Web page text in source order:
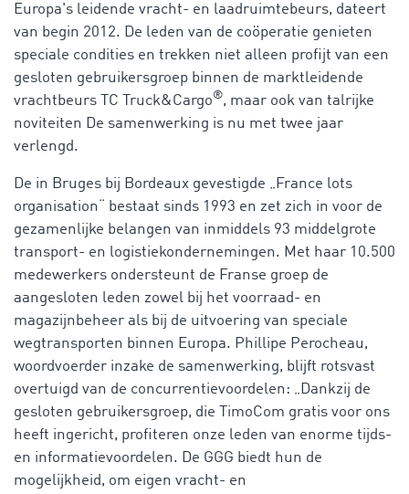
Europa's leidende vracht- en laadruimtebeurs, dateert
van begin 2012. De leden van de coöperatie genieten
speciale condities en trekken niet alleen profijt van een
gesloten gebruikersgroep binnen de marktleidende
vrachtbeurs TC Truck&Cargo®, maar ook van talrijke
noviteiten De samenwerking is nu met twee jaar
verlengd.
De in Bruges bij Bordeaux gevestigde „France lots
organisation“ bestaat sinds 1993 en zet zich in voor de
gezamenlijke belangen van inmiddels 93 middelgrote
transport- en logistiekondernemingen. Met haar 10.500
medewerkers ondersteunt de Franse groep de
aangesloten leden zowel bij het voorraad- en
magazijnbeheer als bij de uitvoering van speciale
wegtransporten binnen Europa. Phillipe Perocheau,
woordvoerder inzake de samenwerking, blijft rotsvast
overtuigd van de concurrentievoordelen: „Dankzij de
gesloten gebruikersgroep, die TimoCom gratis voor ons
heeft ingericht, profiteren onze leden van enorme tijds-
en informatievoordelen. De GGG biedt hun de
mogelijkheid, om eigen vracht- en